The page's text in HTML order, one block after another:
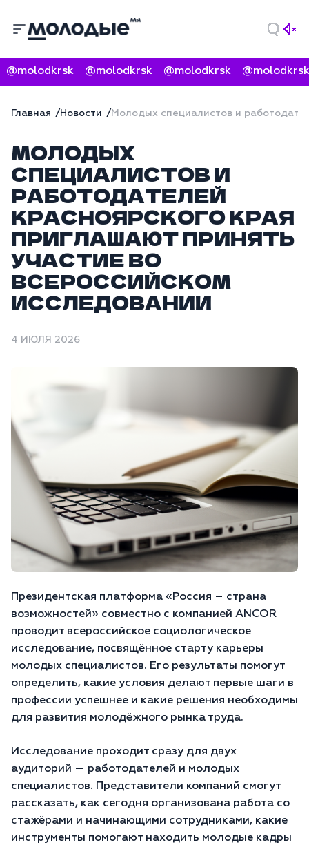
@molodkrsk @molodkrsk @molodkrsk @molodkrsk
Главная Новости Молодых специалистов и
МОЛОДЫХ
СПЕЦИАЛИСТОВ И
РАБОТОДАТЕЛЕЙ
КРАСНОЯРСКОГО КРАЯ
ПРИГЛАШАЮТ ПРИНЯТЬ
УЧАСТИЕ ВО
ВСЕРОССИЙСКОМ
ИССЛЕДОВАНИИ
4 ИЮЛЯ 2026
Президентская платформа «Россия – страна
возможностей» совместно с компанией ANCOR
проводит всероссийское социологическое
исследование, посвящённое старту карьеры
молодых специалистов. Его результаты помогут
определить, какие условия делают первые шаги в
профессии успешнее и какие решения необходимы
для развития молодёжного рынка труда.
Исследование проходит сразу для двух
аудиторий — работодателей и молодых
специалистов. Представители компаний смогут
рассказать, как сегодня организована работа со
стажёрами и начинающими сотрудниками, какие
инструменты помогают находить молодые кадры